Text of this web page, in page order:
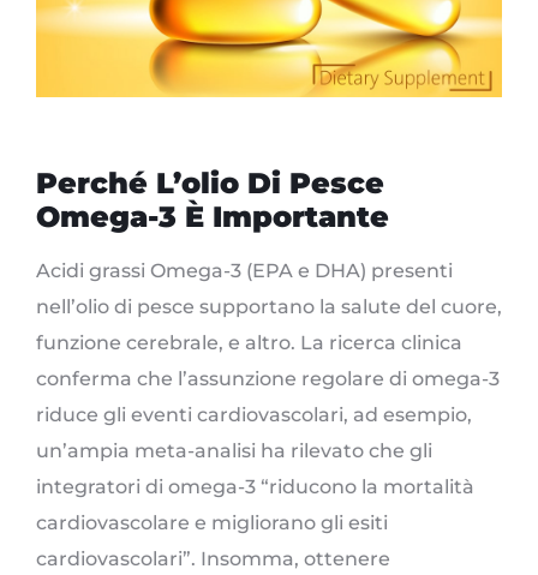
Perché L’olio Di Pesce
Omega-3 È Importante
Acidi grassi Omega-3 (EPA e DHA) presenti
nell’olio di pesce supportano la salute del cuore,
funzione cerebrale, e altro. La ricerca clinica
conferma che l’assunzione regolare di omega-3
riduce gli eventi cardiovascolari, ad esempio,
un’ampia meta-analisi ha rilevato che gli
integratori di omega-3 “riducono la mortalità
cardiovascolare e migliorano gli esiti
cardiovascolari”. Insomma, ottenere